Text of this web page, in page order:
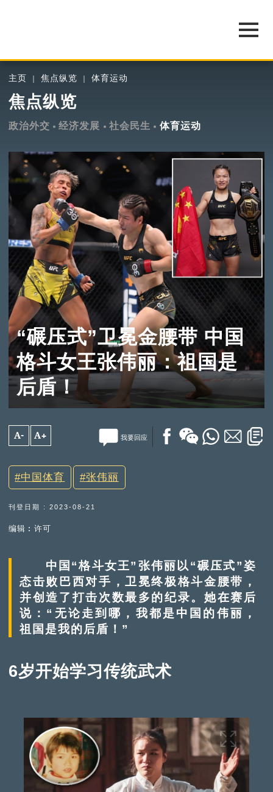
主页 焦点纵览 体育运动
焦点纵览
政治外交 经济发展 社会民生 体育运动
“碾压式”卫冕金腰带 中国
格斗女王张伟丽：祖国是
后盾！
A- A+ 我要回应
中国体育 张伟丽
刊登日期 : 2023-08-21
编辑︰许可
中国“格斗女王”张伟丽以“碾压式”姿
态击败巴西对手，卫冕终极格斗金腰带，
并创造了打击次数最多的纪录。她在赛后
说：“无论走到哪，我都是中国的伟丽，
祖国是我的后盾！”
6岁开始学习传统武术